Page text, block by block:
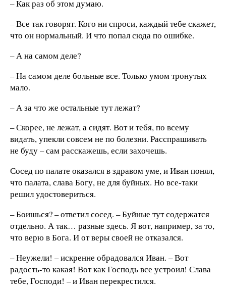
– Как раз об этом думаю.
– Все так говорят. Кого ни спроси, каждый тебе скажет,
что он нормальный. И что попал сюда по ошибке.
– А на самом деле?
– На самом деле больные все. Только умом тронутых
мало.
– А за что же остальные тут лежат?
– Скорее, не лежат, а сидят. Вот и тебя, по всему
видать, упекли совсем не по болезни. Расспрашивать
не буду – сам расскажешь, если захочешь.
Сосед по палате оказался в здравом уме, и Иван понял,
что палата, слава Богу, не для буйных. Но все-таки
решил удостовериться.
– Боишься? – ответил сосед. – Буйные тут содержатся
отдельно. А так… разные здесь. Я вот, например, за то,
что верю в Бога. И от веры своей не отказался.
– Неужели! – искренне обрадовался Иван. – Вот
радость-то какая! Вот как Господь все устроил! Слава
тебе, Господи! – и Иван перекрестился.